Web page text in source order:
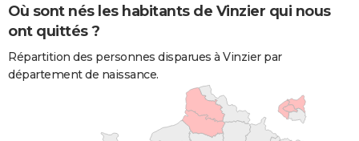
Où sont nés les habitants de Vinzier qui nous
ont quittés ?
Répartition des personnes disparues à Vinzier par
département de naissance.